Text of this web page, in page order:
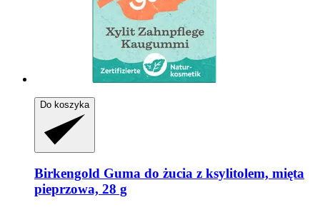
Do koszyka
Birkengold Guma do żucia z ksylitolem, mięta
pieprzowa, 28 g